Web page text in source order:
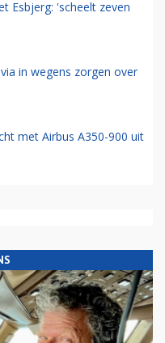
Esbjerg: 'scheelt zeven
in wegens zorgen over
met Airbus A350-900 uit